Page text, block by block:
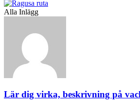
Alla Inlägg
Lär dig virka, beskrivning på